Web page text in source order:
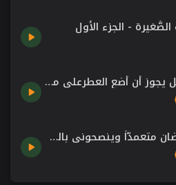
- الجزء الأول
متصلة تسأل هل يجوز أن أضع العطرعلى ملابسي وأصلي بها؟! شاهد الإجابة مع الشيخ وسيم يوسف
زوجي يفطر رمضان متعمدّاً وينصحوني بالطلاق منه! 😰 الشيخ د. وسيم يوسف